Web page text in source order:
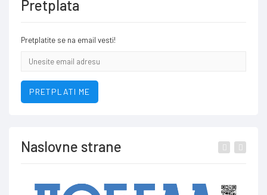
Pretplata
Pretplatite se na email vesti!
Email
addresa
PRETPLATI ME
Naslovne strane